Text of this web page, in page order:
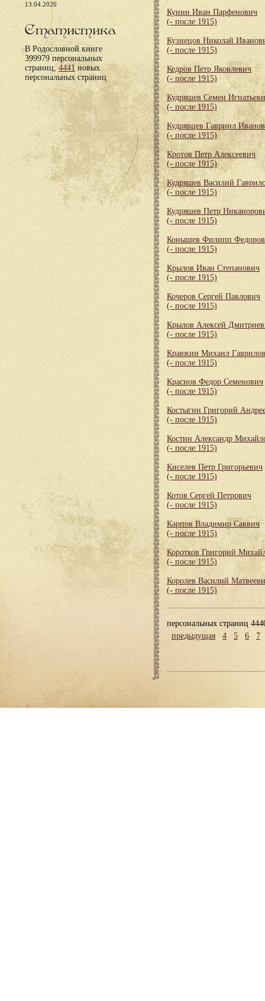
13.04.2026
Статистика
В Родословной книге
399979 персональных
страниц,4441 новых
персональных страниц
Кунин Иван Парфенович
(- после 1915)
Кузнецов Николай
(- после 1915)
Кедров Петр Яковлевич
(- после 1915)
Кудряшев Семен
(- после 1915)
Кудрявцев Гавриил
(- после 1915)
Кротов Петр Алексеевич
(- после 1915)
Кудряшев Василий
(- после 1915)
Кудряшев Петр
(- после 1915)
Конышев Филипп
(- после 1915)
Крылов Иван Степанович
(- после 1915)
Кочеров Сергей Павлович
(- после 1915)
Крылов Алексей
(- после 1915)
Краюхин Михаил
(- после 1915)
Краснов Федор Семенович
(- после 1915)
Костыгин Григорий
(- после 1915)
Костин Александр
(- после 1915)
Киселев Петр Григорьевич
(- после 1915)
Котов Сергей Петрович
(- после 1915)
Карпов Владимир Саввич
(- после 1915)
Коротков Григорий
(- после 1915)
Королев Василий
(- после 1915)
персональных страниц
предыдущая
4 5 6 7